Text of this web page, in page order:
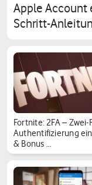
Apple Account
Schritt-
Fortnite: 2FA – Zwei-
Authentifizierung
& Bonus …